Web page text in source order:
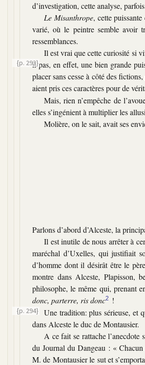
d’investigation, cette analyse,
Le Misanthrope, cette
varié, où le peintre semble avoir
ressemblances.
Il est vrai que cette curiosité si
il pas, en effet, une bien
{p. 293}
grande
placer sans cesse à côté des
aient pris ces caractères pour de
Mais, rien n’empêche de
elles s’ingénient à multiplier les
Molière, on le sait, avait ses
Parlons d’abord d’Alceste, la
Il est inutile de nous arrêter à
maréchal d’Uxelles, qui justifiait
d’homme dont il désirât être le
montre dans Alceste, Plapisson,
philosophe, le même qui, prenant
donc, parterre, ris donc2 !
{p. 294}
Une tradition: plus sérieuse, et
dans Alceste le duc de Montausier.
A ce fait se rattache
du Journal du Dangeau : «
M. de Montausier le sut et